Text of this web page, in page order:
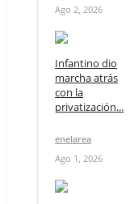
Ago 2, 2026
Infantino dio
marcha atrás
con la
privatización...
enelarea
Ago 1, 2026